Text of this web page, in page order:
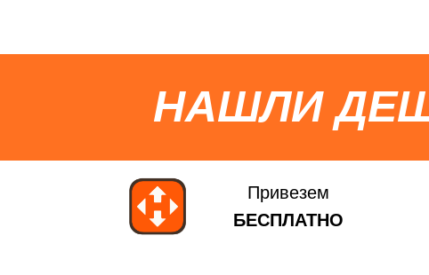
НАШЛИ
Привезем
БЕСПЛАТНО